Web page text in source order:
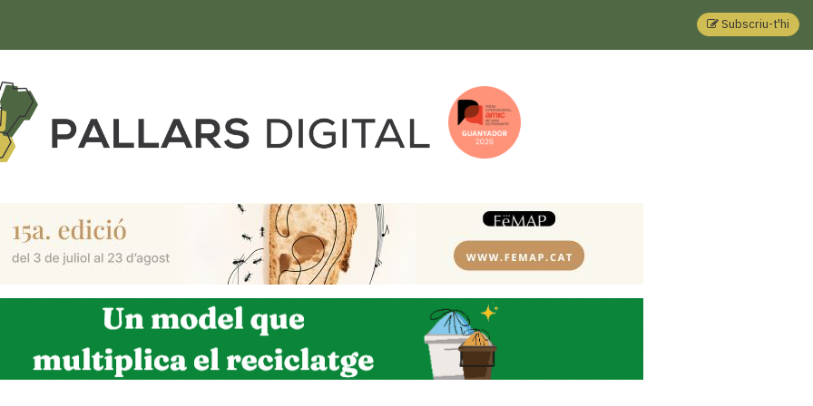
Subscriu-t'hi